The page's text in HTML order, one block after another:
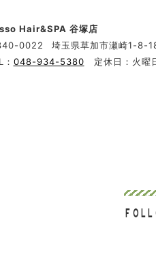
Hair&SPA 谷塚店
0022
埼玉県草加市瀬崎1-8-
048-934-5380 定休日：火曜